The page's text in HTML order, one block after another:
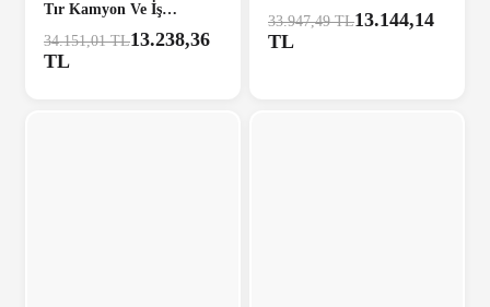
Tır Kamyon Ve İş
Makinaları Için 12 24 Volt
Tak Kullan Kamera Seti
34.151,01 TL13.238,36
TL
Servis Kamera Seti
33.947,49 TL13.144,14
TL